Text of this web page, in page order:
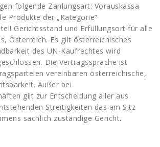
folgende Zahlungsart: Vorauskassa
Produkte der „Kategorie“
Gerichtsstand und Erfüllungsort für alle
Österreich. Es gilt österreichisches
des UN-Kaufrechtes wird
Die Vertragssprache ist
vereinbaren österreichische,
Außer bei
gilt zur Entscheidung aller aus
Streitigkeiten das am Sitz
sachlich zuständige Gericht.